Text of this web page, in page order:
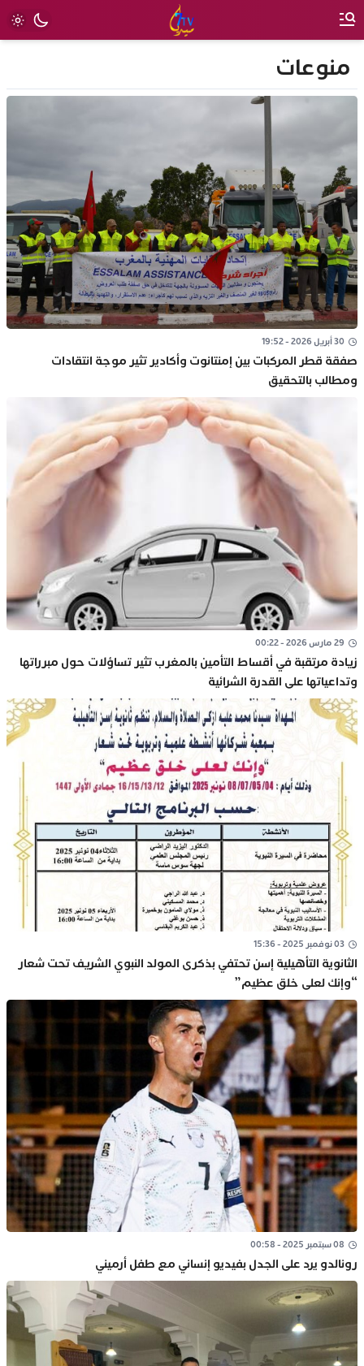
منوعات
30 أبريل 2026 - 19:52
صفقة قطر المركبات بين إمنتانوت وأكادير تثير موجة انتقادات
ومطالب بالتحقيق
29 مارس 2026 - 00:22
زيادة مرتقبة في أقساط التأمين بالمغرب تثير تساؤلات حول مبرراتها
وتداعياتها على القدرة الشرائية
03 نوفمبر 2025 - 15:36
الثانوية التأهيلية إسن تحتفي بذكرى المولد النبوي الشريف تحت شعار
“وإنك لعلى خلق عظيم”
08 سبتمبر 2025 - 00:58
رونالدو يرد على الجدل بفيديو إنساني مع طفل أرميني